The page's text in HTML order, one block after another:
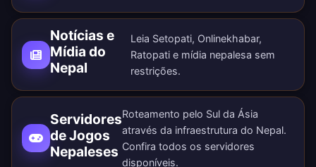
Notícias e
Mídia do
Nepal
Leia Setopati, Onlinekhabar,
Ratopati e mídia nepalesa sem
restrições.
Servidores
de Jogos
Nepaleses
Roteamento pelo Sul da Ásia
através da infraestrutura do Nepal.
Confira todos os servidores
disponíveis.